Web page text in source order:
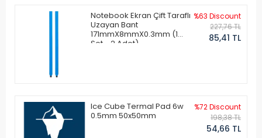
Notebook Ekran Çift Taraflı
Uzayan Bant
171mmX8mmX0.3mm (1
Set - 2 Adet)
%63 Discount
227,76 TL
85,41 TL
Ice Cube Termal Pad 6w
0.5mm 50x50mm
%72 Discount
198,38 TL
54,66 TL